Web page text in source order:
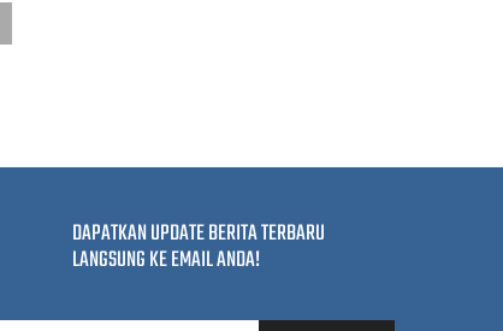
DAPATKAN UPDATE BERITA TERBARU
LANGSUNG KE EMAIL ANDA!